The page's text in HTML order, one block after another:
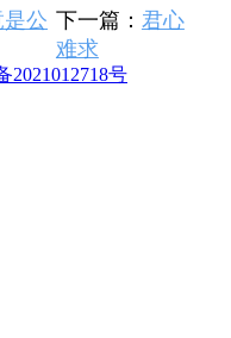
公 下一篇： 君心
难求
2021012718号